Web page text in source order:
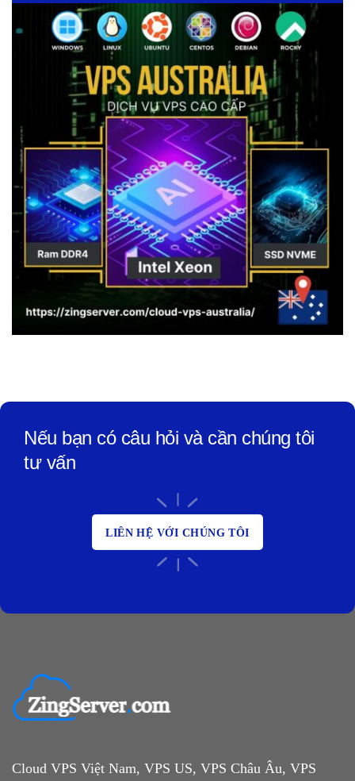
Nếu bạn có câu hỏi và cần chúng tôi
tư vấn
LIÊN HỆ VỚI CHÚNG TÔI
Cloud VPS Việt Nam, VPS US, VPS Châu Âu, VPS